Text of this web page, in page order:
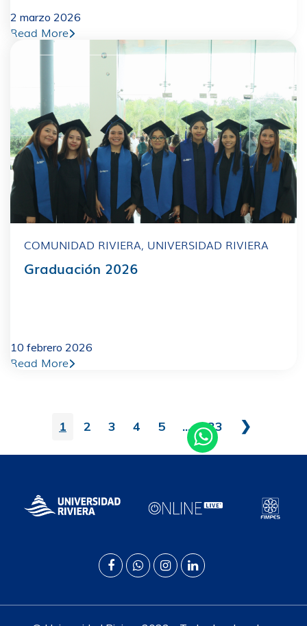
2 marzo 2026
Read More
COMUNIDAD RIVIERA, UNIVERSIDAD RIVIERA
Graduación 2026
10 febrero 2026
Read More
1 2 3 4 5 ... 33 ❯